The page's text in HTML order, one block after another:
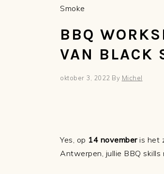
Smoke
BBQ
VAN BLACK
oktober 3, 2022 By Michel
Yes, op 14 novemberis het
Antwerpen, jullie BBQ skills